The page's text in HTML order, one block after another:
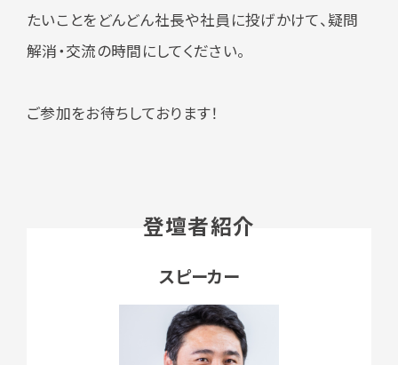
たいことをどんどん社長や社員に投げかけて、疑問
解消・交流の時間にしてください。
ご参加をお待ちしております！
登壇者紹介
スピーカー